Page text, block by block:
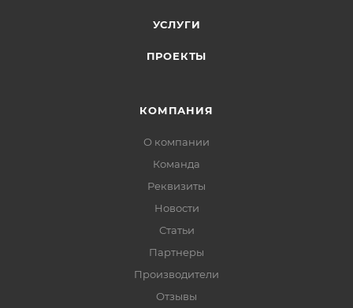
УСЛУГИ
ПРОЕКТЫ
КОМПАНИЯ
О компании
Команда
Реквизиты
Новости
Статьи
Партнеры
Производители
Отзывы